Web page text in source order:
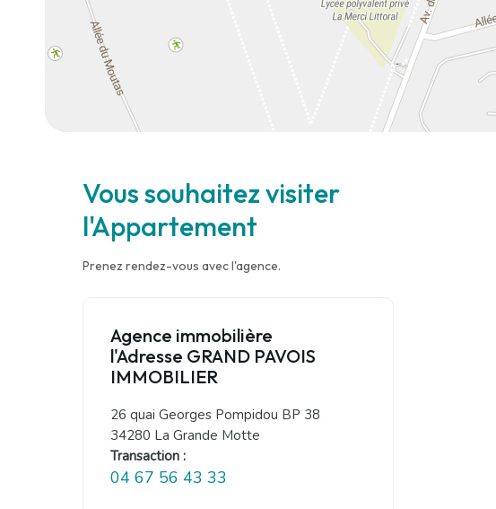
Vous souhaitez visiter
l'Appartement
Prenez rendez-vous avec l'agence.
Agence immobilière
l'Adresse GRAND PAVOIS
IMMOBILIER
26 quai Georges Pompidou BP 38
34280 La Grande Motte
Transaction :
04 67 56 43 33